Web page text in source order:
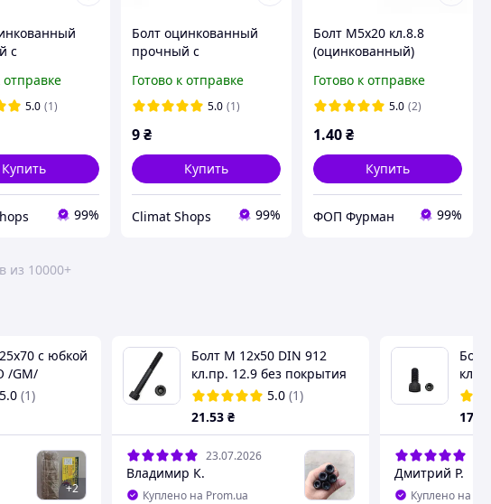
с
резьба м8
отправке
5.0 (1)
Купить
99%
Болт оцинкованный
прочный с
головкой резьба м8
болты метрические
Готово к отправке
5.0 (1)
9 ₴
Купить
Climat Shops 99%
Болт М5х20 кл.8.8
(оцинкованный)
Готово к отправке
5.0 (2)
1.40₴
Купить
ФОП Фурман 99%
из 10000+
с юбкой
/GM/
5.0 (1)
+2
Болт М 12х50 DIN 912
кл.пр. 12.9 без покрытия
5.0 (1)
21.53 ₴
23.07.2026
Владимир К.
Куплено на Prom.ua
17
Дмитрий Р.
Куплено на